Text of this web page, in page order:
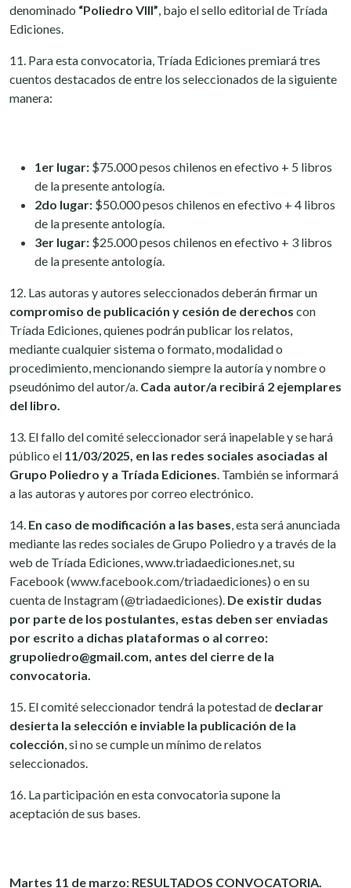
denominado “Poliedro VIII”, bajo el sello editorial de Tríada
Ediciones.
11. Para esta convocatoria, Tríada Ediciones premiará tres
cuentos destacados de entre los seleccionados de la siguiente
manera:
1er lugar: $75.000 pesos chilenos en efectivo + 5 libros
de la presente antología.
2do lugar: $50.000 pesos chilenos en efectivo + 4 libros
de la presente antología.
3er lugar: $25.000 pesos chilenos en efectivo + 3 libros
de la presente antología.
12. Las autoras y autores seleccionados deberán firmar un
compromiso de publicación y cesión de derechos con
Tríada Ediciones, quienes podrán publicar los relatos,
mediante cualquier sistema o formato, modalidad o
procedimiento, mencionando siempre la autoría y nombre o
pseudónimo del autor/a. Cada autor/a recibirá 2 ejemplares
del libro.
13. El fallo del comité seleccionador será inapelable y se hará
público el 11/03/2025, en las redes sociales asociadas al
Grupo Poliedro y a Tríada Ediciones. También se informará
a las autoras y autores por correo electrónico.
14. En caso de modificación a las bases, esta será anunciada
mediante las redes sociales de Grupo Poliedro y a través de la
web de Tríada Ediciones, www.triadaediciones.net, su
Facebook (www.facebook.com/triadaediciones) o en su
cuenta de Instagram (@triadaediciones). De existir dudas
por parte de los postulantes, estas deben ser enviadas
por escrito a dichas plataformas o al correo:
grupoliedro@gmail.com, antes del cierre de la
convocatoria.
15. El comité seleccionador tendrá la potestad de declarar
desierta la selección e inviable la publicación de la
colección, si no se cumple un mínimo de relatos
seleccionados.
16. La participación en esta convocatoria supone la
aceptación de sus bases.
Martes 11 de marzo: RESULTADOS CONVOCATORIA.